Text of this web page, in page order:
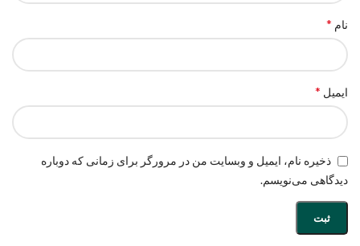
نام *
ایمیل *
ذخیره نام، ایمیل و وبسایت من در مرورگر برای زمانی که دوباره
دیدگاهی می‌نویسم.